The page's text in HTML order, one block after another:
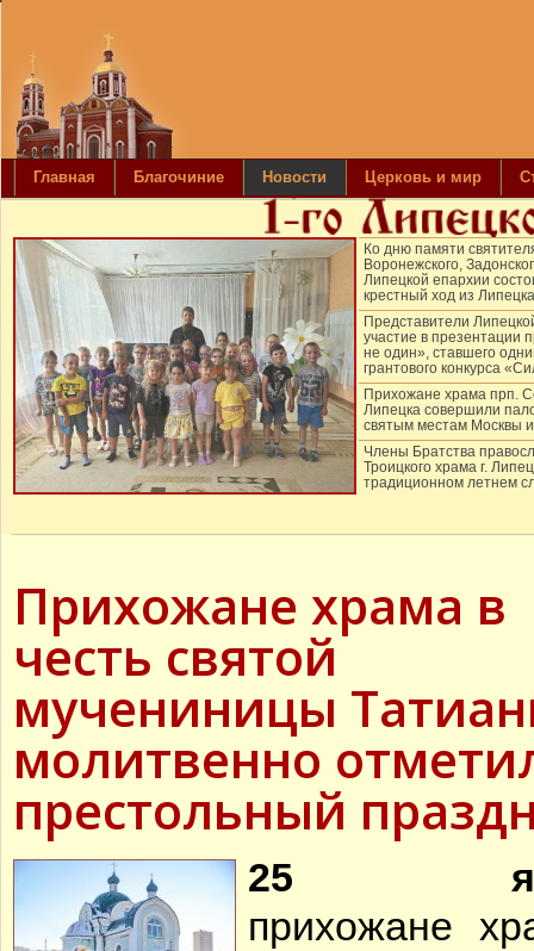
Главная Благочиние Новости Церковь и мир
Ко дню памяти
Воронежского,
Липецкой епархии
крестный ход из
Представители
участие в презентации
не один», ставшего
грантового конкурса
Прихожане храма прп.
Липецка совершили
святым местам Москвы
Члены Братства
Троицкого храма г.
традиционном летнем
детского сада №8 г.
храма прп. Серафима
состоялось
Прихожане храма в
честь святой
мучениницы
молитвенно
престольный
25
прихожане